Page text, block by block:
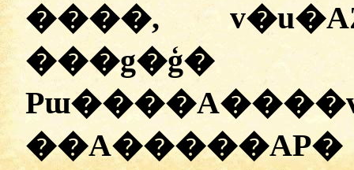
����,
���g�ģ�